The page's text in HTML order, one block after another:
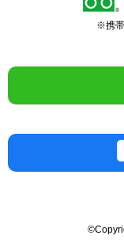
※携帯